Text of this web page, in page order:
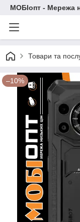
МОБІопт - Мережа
Товари та
–10%